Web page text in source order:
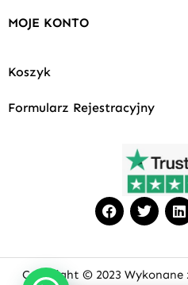
MOJE KONTO
Koszyk
Formularz Rejestracyjny
F
a
c
b
o
T
w
i
t
e
L
i
n
e
d
Copyright © 2023 Wykonane